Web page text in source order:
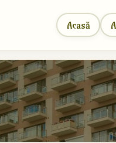
Acasă